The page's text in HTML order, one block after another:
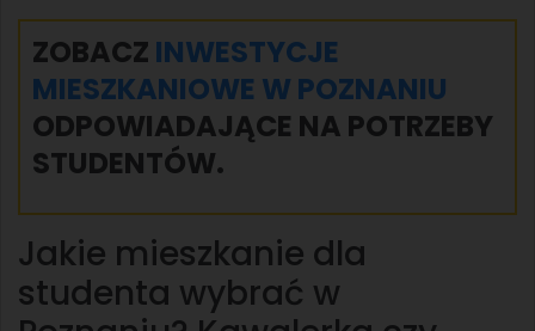
ZOBACZ INWESTYCJE
MIESZKANIOWE W POZNANIU
ODPOWIADAJĄCE NA POTRZEBY
STUDENTÓW.
Jakie mieszkanie dla
studenta wybrać w